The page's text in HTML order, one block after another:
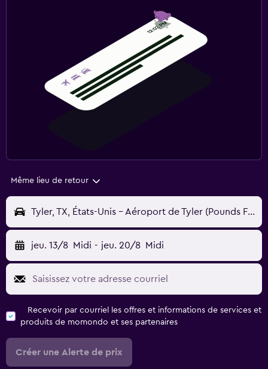
Même lieu de retour
Tyler, TX, États-Unis - Aéroport de Tyler (Pounds Field) (TYR)
jeu. 13/8 Midi - jeu. 20/8 Midi
Recevoir par courriel les offres et informations de services et
produits de momondo et ses partenaires
Créer une Alerte de prix